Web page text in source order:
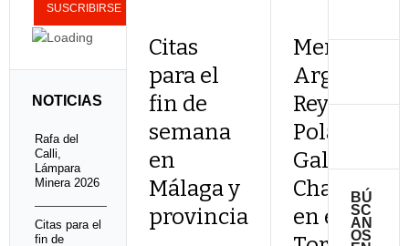
Citas
para el
fin de
semana
en
Málaga y
provincia
Mercé,
Argentina,
Reyes, El
Polaco,
Galván y
Chaskío,
en el LI
BÚ
SC
AN
OS
NOTICIAS
Rafa del
Calli,
Lámpara
Minera 2026
Citas para el
fin de